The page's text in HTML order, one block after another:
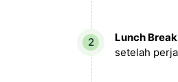
Lunch
setelah